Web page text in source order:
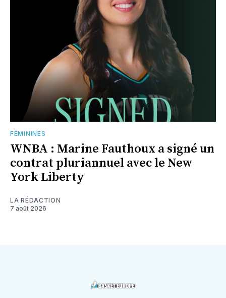
FÉMININES
WNBA : Marine Fauthoux a signé un
contrat pluriannuel avec le New
York Liberty
LA RÉDACTION
7 août 2026